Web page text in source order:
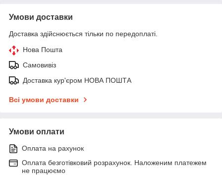
Умови доставки
Доставка здійснюється тільки по передоплаті.
Нова Пошта
Самовивіз
Доставка кур'єром НОВА ПОШТА
Всі умови доставки
Умови оплати
Оплата на рахунок
Оплата безготівковий розрахунок. Наложеним платежем
не працюємо